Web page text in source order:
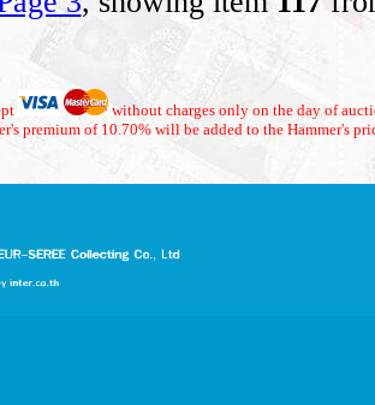
without charges only on the day of
premium of 10.70% will be added to the Hammer's